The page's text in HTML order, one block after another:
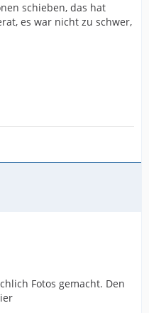
schieben, das hat
es war nicht zu schwer,
Fotos gemacht. Den